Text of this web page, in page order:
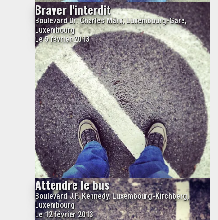
Braver l'interdit
Boulevard Dr. Charles Marx, Luxembourg-Gare,
Luxembourg
Le 5 février 2013
Attendre le bus
Boulevard J.F. Kennedy, Luxembourg-Kirchberg,
Luxembourg
Le 12 février 2013